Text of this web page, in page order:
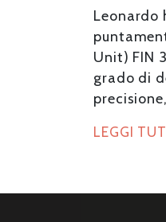
Leonardo
Unit) FIN
grado di
LEGGI